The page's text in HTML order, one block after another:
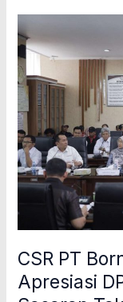
CSR PT
Apresiasi
CSR
PT
Borneo
Indobara
Dapat
Apresiasi
DPRD,
Tudingan
Salah
Sasaran
Terbukti